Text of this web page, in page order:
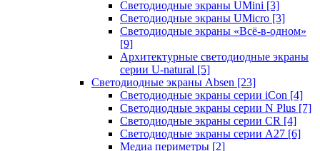
Светодиодные экраны UMini [3]
Светодиодные экраны UMicro [3]
Светодиодные экраны «Всё-в-одном»
[9]
Архитектурные светодиодные экраны
серии U-natural [5]
Светодиодные экраны Absen [23]
Светодиодные экраны серии iCon [4]
Светодиодные экраны серии N Plus [7]
Светодиодные экраны серии CR [4]
Светодиодные экраны серии А27 [6]
Медиа периметры [2]